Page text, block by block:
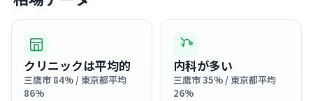
クリニックは平均的
三鷹市 84% / 東京都平均
86%
内科が多い
三鷹市 35% / 東京都平均
26%